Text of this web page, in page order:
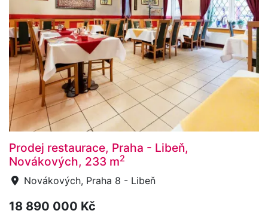
Prodej restaurace, Praha - Libeň,
Novákových, 233 m2
Novákových, Praha 8 - Libeň
18 890 000 Kč